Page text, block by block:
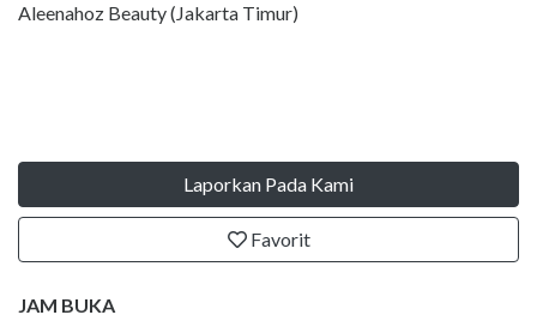
Aleenahoz Beauty (Jakarta Timur)
Laporkan Pada Kami
Favorit
JAM BUKA